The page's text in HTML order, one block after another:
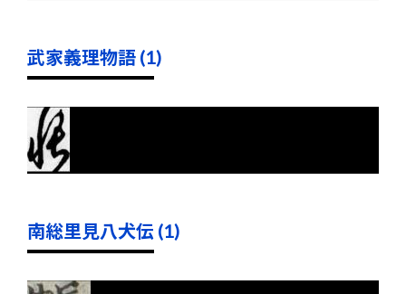
武家義理物語 (1)
南総里見八犬伝 (1)